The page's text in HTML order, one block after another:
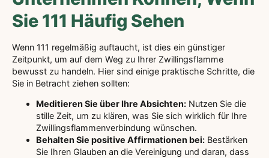
Sie 111 Häufig Sehen
Wenn 111 regelmäßig auftaucht, ist dies ein günstiger
Zeitpunkt, um auf dem Weg zu Ihrer Zwillingsflamme
bewusst zu handeln. Hier sind einige praktische Schritte, die
Sie in Betracht ziehen sollten:
Meditieren Sie über Ihre Absichten: Nutzen Sie die
stille Zeit, um zu klären, was Sie sich wirklich für Ihre
Zwillingsflammenverbindung wünschen.
Behalten Sie positive Affirmationen bei: Bestärken
Sie Ihren Glauben an die Vereinigung und daran, dass